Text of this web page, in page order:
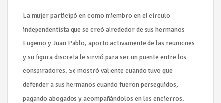
La mujer participó en como miembro en el círculo
independentista que se creó alrededor de sus hermanos
Eugenio y Juan Pablo, aporto activamente de las reuniones
y su figura discreta le sirvió para ser un puente entre los
conspiradores. Se mostró valiente cuando tuvo que
defender a sus hermanos cuando fueron perseguidos,
pagando abogados y acompañándolos en los encierros.